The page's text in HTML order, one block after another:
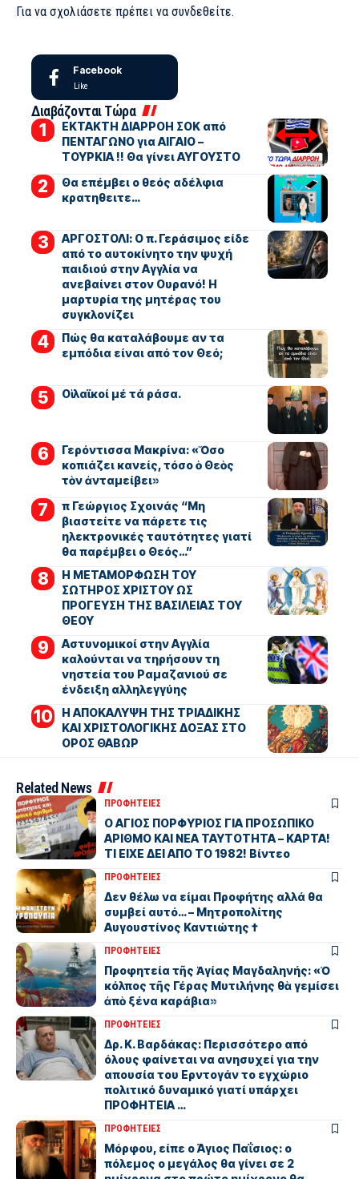
Για να σχολιάσετε πρέπει να συνδεθείτε.
Facebook
Like
Διαβάζονται Τώρα
ΕΚΤΑΚΤΗ ΔΙΑΡΡΟΗ ΣΟΚ από
ΠΕΝΤΑΓΩΝΟ για ΑΙΓΑΙΟ –
ΤΟΥΡΚΙΑ !! Θα γίνει ΑΥΓΟΥΣΤΟ
Θα επέμβει ο θεός αδέλφια
κρατηθειτε…
ΑΡΓΟΣΤΟΛΙ: Ο π. Γεράσιμος είδε
από το αυτοκίνητο την ψυχή
παιδιού στην Αγγλία να
ανεβαίνει στον Ουρανό! Η
μαρτυρία της μητέρας του
συγκλονίζει
Πώς θα καταλάβουμε αν τα
εμπόδια είναι από τον Θεό;
Οἱ λαϊκοί μέ τά ράσα.
Γερόντισσα Μακρίνα: «Ὅσο
κοπιάζει κανείς, τόσο ὁ Θεὸς
τὸν ἀνταμείβει»
π Γεώργιος Σχοινάς “Μη
βιαστείτε να πάρετε τις
ηλεκτρονικές ταυτότητες γιατί
θα παρέμβει ο Θεός…”
Η ΜΕΤΑΜΟΡΦΩΣΗ ΤΟΥ
ΣΩΤΗΡΟΣ ΧΡΙΣΤΟΥ ΩΣ
ΠΡΟΓΕΥΣΗ ΤΗΣ ΒΑΣΙΛΕΙΑΣ ΤΟΥ
ΘΕΟΥ
Αστυνομικοί στην Αγγλία
καλούνται να τηρήσουν τη
νηστεία του Ραμαζανιού σε
ένδειξη αλληλεγγύης
Η ΑΠΟΚΑΛΥΨΗ ΤΗΣ ΤΡΙΑΔΙΚΗΣ
ΚΑΙ ΧΡΙΣΤΟΛΟΓΙΚΗΣ ΔΟΞΑΣ ΣΤΟ
ΟΡΟΣ ΘΑΒΩΡ
Related News
ΠΡΟΦΗΤΕΙΕΣ
Ο ΑΓΙΟΣ ΠΟΡΦΥΡΙΟΣ ΓΙΑ ΠΡΟΣΩΠΙΚΟ
ΑΡΙΘΜΟ ΚΑΙ ΝΕΑ ΤΑΥΤΟΤΗΤΑ – ΚΑΡΤΑ!
ΤΙ ΕΙΧΕ ΔΕΙ ΑΠΟ ΤΟ 1982! Βίντεο
ΠΡΟΦΗΤΕΙΕΣ
Δεν θέλω να είμαι Προφήτης αλλά θα
συμβεί αυτό… – Μητροπολίτης
Αυγουστίνος Καντιώτης †
ΠΡΟΦΗΤΕΙΕΣ
Προφητεία τῆς Ἁγίας Μαγδαληνής: «Ὁ
κόλπος τῆς Γέρας Μυτιλήνης θὰ γεμίσει
ἀπὸ ξένα καράβια»
ΠΡΟΦΗΤΕΙΕΣ
Δρ. Κ. Βαρδάκας: Περισσότερο από
όλους φαίνεται να ανησυχεί για την
απουσία του Ερντογάν το εγχώριο
πολιτικό δυναμικό γιατί υπάρχει
ΠΡΟΦΗΤΕΙΑ …
ΠΡΟΦΗΤΕΙΕΣ
Μόρφου, είπε ο Άγιος Παΐσιος: ο
πόλεμος ο μεγάλος θα γίνει σε 2